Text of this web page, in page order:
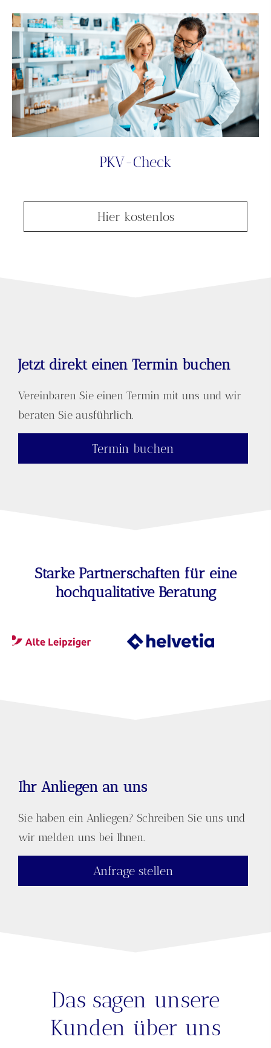
PKV-Check
Hier kostenlos
Jetzt direkt einen Termin buchen
Vereinbaren Sie einen Termin mit uns und wir
beraten Sie ausführlich.
Termin buchen
Starke Partnerschaften für eine
hochqualitative Beratung
Ihr Anliegen an uns
Sie haben ein Anliegen? Schreiben Sie uns und
wir melden uns bei Ihnen.
Anfrage stellen
Das sagen unsere
Kunden über uns